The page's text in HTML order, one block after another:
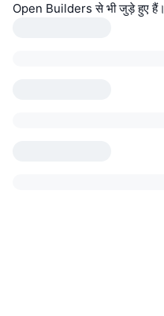
Open Builders से भी जुड़े हुए हैं।